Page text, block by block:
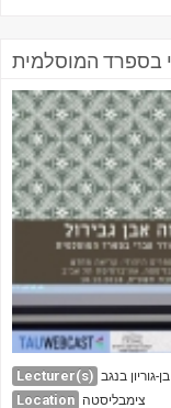
בספרד המוסלמית
Lecturer(s) גוריון בנגב
Location צימבליסטה